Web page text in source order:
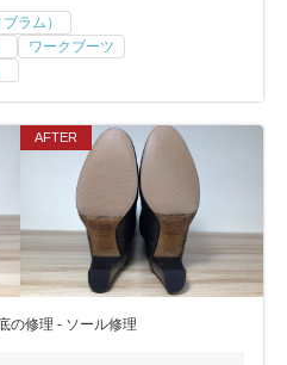
ラム）
ワークブーツ
の修理 - ソール修理